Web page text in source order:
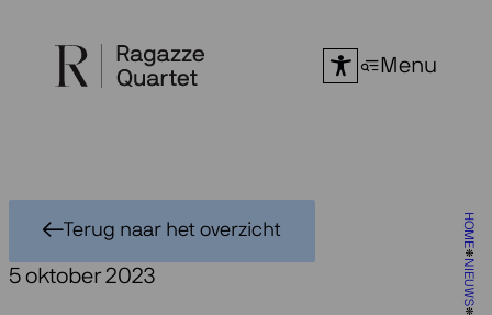
HOME
NIEUWS
Menu
5 oktober 2023
Terug naar het overzicht